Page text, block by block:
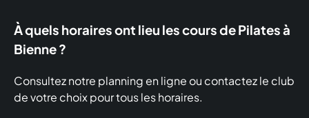
À quels horaires ont lieu les cours de Pilates à
Bienne ?
Consultez notre planning en ligne ou contactez le club
de votre choix pour tous les horaires.